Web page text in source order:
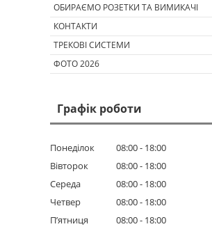
ОБИРАЄМО РОЗЕТКИ ТА ВИМИКАЧІ
КОНТАКТИ
ТРЕКОВІ СИСТЕМИ
ФОТО 2026
Графік роботи
Понеділок 08:00
18:00
Вівторок
08:00
18:00
Середа
08:00
18:00
Четвер
08:00
18:00
Пʼятниця
08:00
18:00